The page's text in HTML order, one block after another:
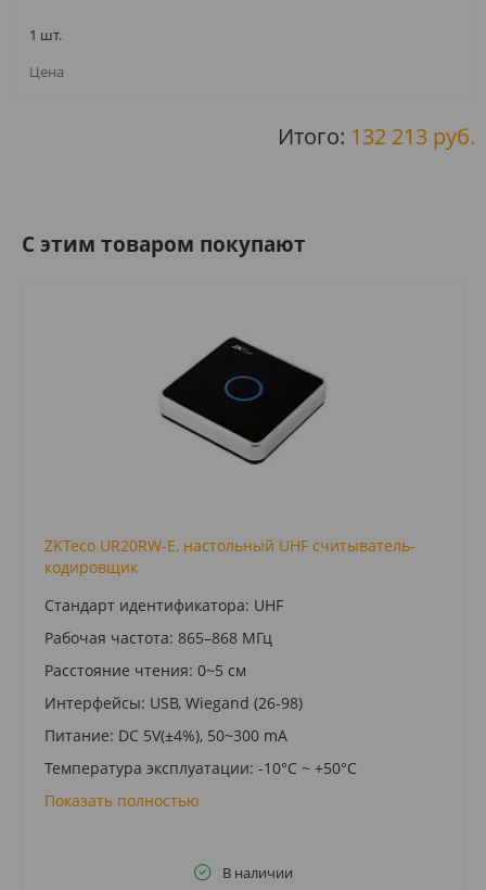
1 шт.
Итого: 132 213 руб.
C этим товаром покупают
ZKTeco UR20RW-E, настольный UHF считыватель-
кодировщик
Стандарт идентификатора: UHF
Рабочая частота: 865–868 MГц
Расстояние чтения: 0~5 см
Интерфейсы: USB, Wiegand (26-98)
Питание: DC 5V(±4%), 50~300 mA
Температура эксплуатации: -10°C ~ +50°C
Показать полностью
В наличии